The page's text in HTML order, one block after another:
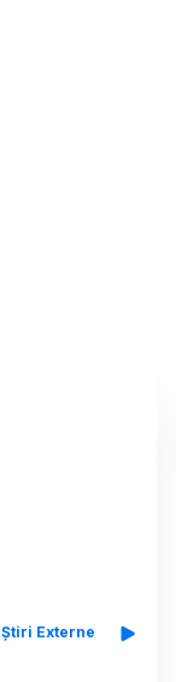
Știri Externe